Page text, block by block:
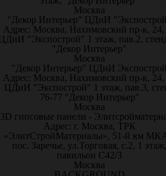
Москва
"Декор Интерьер" ЦДиИ
Адрес: Москва, Нахимовский пр-к, 24,
"Экспострой" 1 этаж, пав.2,
"Декор Интерьер"
Москва
"Декор Интерьер" ЦДиИ Экспострой
Адрес: Москва, Нахимовский пр-к, 24,
ЦДиИ "Экспострой" 1 этаж, пав.3,
76-77 "Декор Интерьер"
Москва
3D гипсовые панели -
Адрес: г. Москва, ТРК
«ЭлитСтройМатериалы», 51-й км
пос. Заречье, ул.Торговая, с.2, 1 этаж,
павильон С42/3
Москва